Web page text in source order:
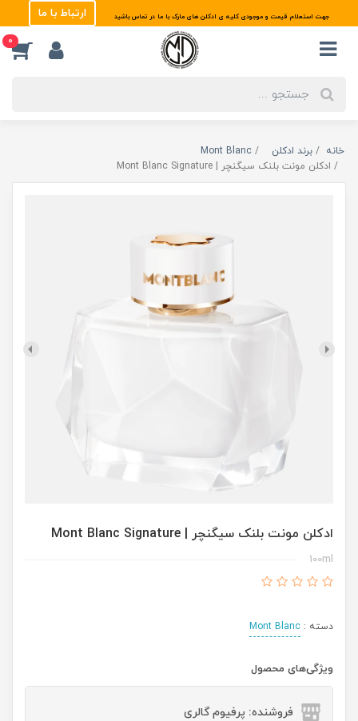
جهت استعلام قیمت و موجودی کلیه ی ادکلن های مارک با ما در تماس باشید ارتباط با ما
0
خانه برند ادکلن
Mont Blanc
ادکلن مونت بلنک سیگنچر | Mont Blanc Signature
ادکلن مونت بلنک سیگنچر | Mont Blanc Signature
100ml
دسته : Mont Blanc
ویژگی‌های محصول
فروشنده: پرفیوم گالری